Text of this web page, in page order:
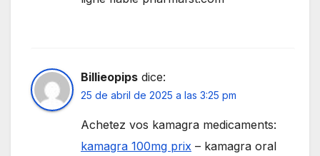
Billieopips dice:
25 de abril de 2025 a las 3:25 pm
Achetez vos kamagra medicaments:
kamagra 100mg prix – kamagra oral